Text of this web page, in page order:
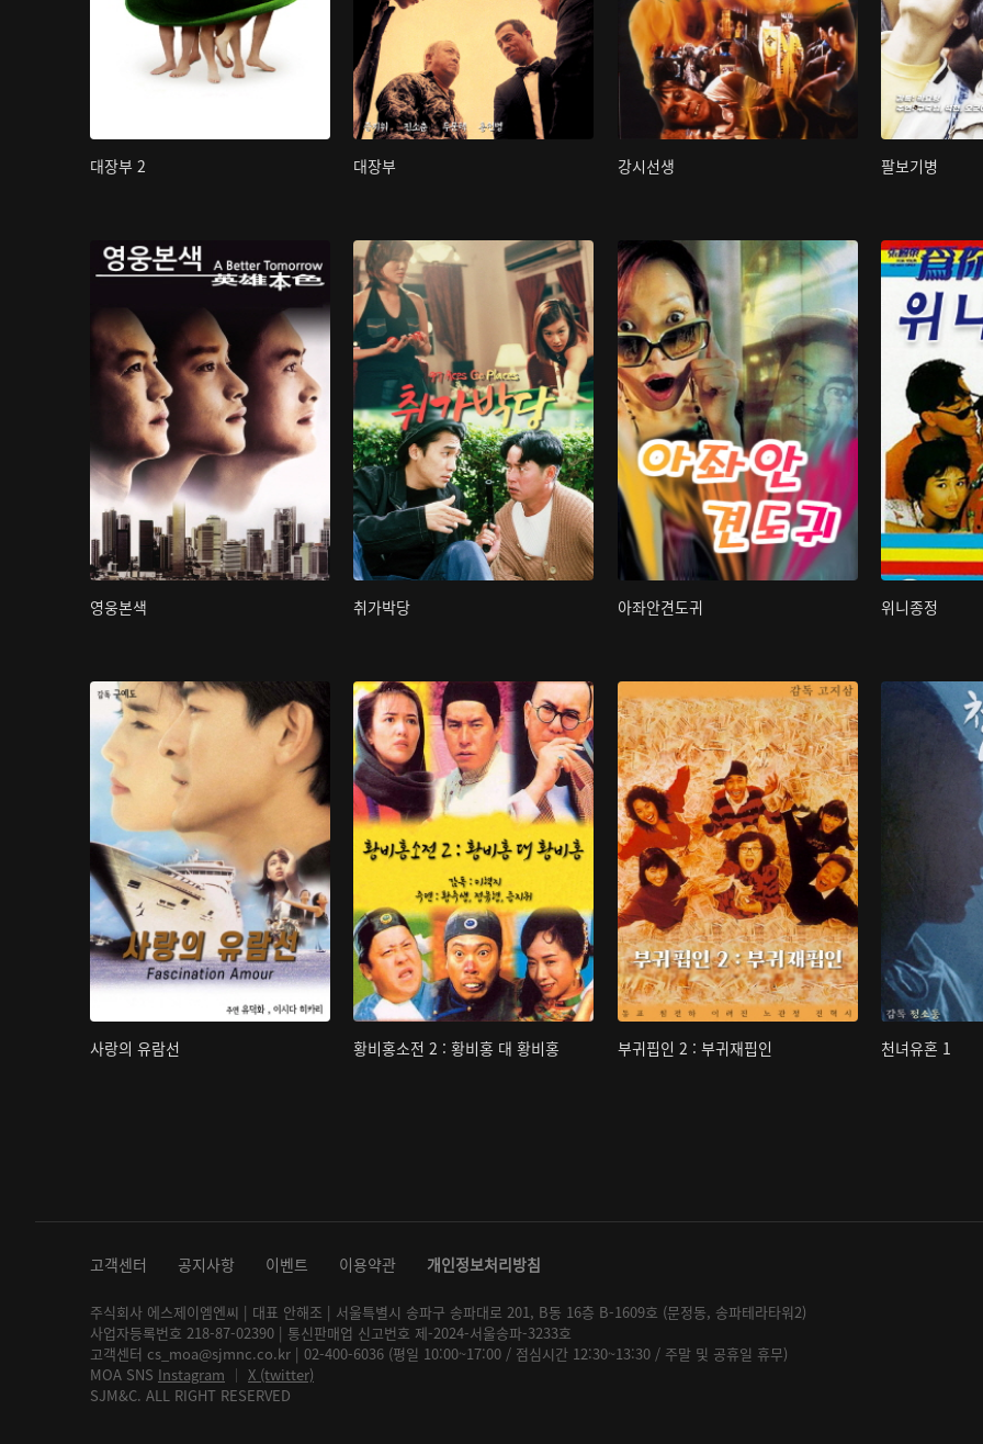
대장부 2 대장부 강시선생 팔보기병
영웅본색 취가박당 아좌안견도귀 위니종정
사랑의 유람선 황비홍소전 2 : 황비홍 대 황비홍 부귀핍인 2 : 부귀재핍인 천녀유혼 1
고객센터 공지사항 이벤트 이용약관 개인정보처리방침
주식회사 에스제이엠엔씨 | 대표 안해조 | 서울특별시 송파구 송파대로 201, B동 16층 B-1609호 (문정동, 송파테라타워2)
사업자등록번호 218-87-02390 | 통신판매업 신고번호 제-2024-서울송파-3233호
고객센터 cs_moa@sjmnc.co.kr | 02-400-6036 (평일 10:00~17:00 / 점심시간 12:30~13:30 / 주말 및 공휴일 휴무)
MOA SNS Instagram │ X (twitter)
SJM&C. ALL RIGHT RESERVED